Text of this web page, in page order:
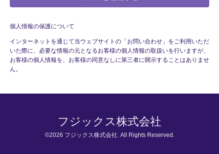
個人情報の保護について
インターネットを通じて当ウェブサイトの「お問い合わせ」をご利用いただ
いた際に、必要な情報の元となるお客様の個人情報の取扱いを行いますが、
お客様の個人情報を、お客様の同意なしに第三者に開示することはありませ
ん。
フジックス株式会社
©2026 フジックス株式会社. All Rights Reserved.